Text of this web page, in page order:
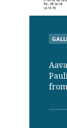
POSTED
IN